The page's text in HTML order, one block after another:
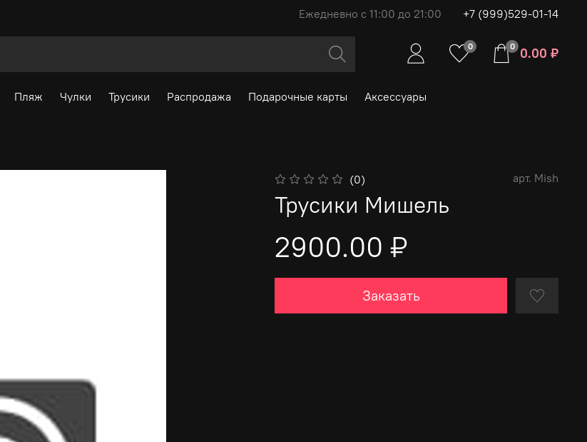
Ежедневно с 11:00 до 21:00 +7 (999)529-01-14
0 0 0.00 ₽
Пляж Чулки Трусики Распродажа Подарочные карты Аксессуары
(0) арт. Mish
Трусики Мишель
2900.00 ₽
Заказать